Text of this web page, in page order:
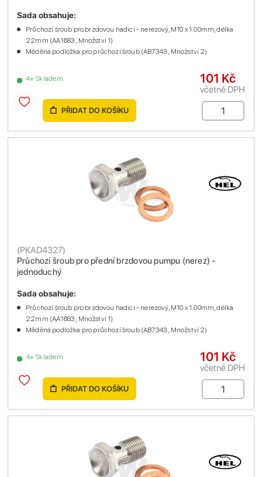
4+ Skladem
Sada obsahuje:
Průchozí šroub pro brzdovou hadici - nerezový, M10 x 1.00mm, délka
22mm (AA1683 , Množství 1)
Měděná podložka pro průchozí šroub (AB7343 , Množství 2)
101 Kč
včetně DPH
PŘIDAT DO KOŠÍKU
Průchozí šroub pro přední brzdovou pumpu (nerez) -
jednoduchý
(PKAD4327)
4+ Skladem
Sada obsahuje:
Průchozí šroub pro brzdovou hadici - nerezový, M10 x 1.00mm, délka
22mm (AA1683 , Množství 1)
Měděná podložka pro průchozí šroub (AB7343 , Množství 2)
101 Kč
včetně DPH
PŘIDAT DO KOŠÍKU